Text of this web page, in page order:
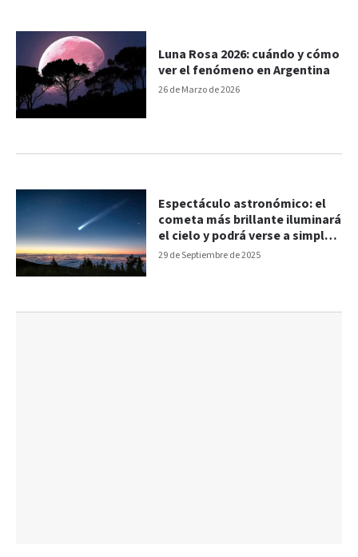
26 de Marzo de 2026
Luna Rosa 2026: cuándo y cómo
ver el fenómeno en Argentina
29 de Septiembre de 2025
Espectáculo astronómico: el
cometa más brillante iluminará
el cielo y podrá verse a simple
vista